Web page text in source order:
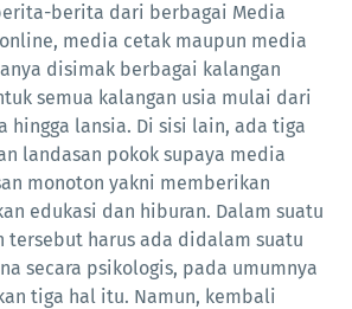
berita dari berbagai Media
media cetak maupun media
disimak berbagai kalangan
semua kalangan usia mulai dari
hingga lansia. Di sisi lain, ada tiga
landasan pokok supaya media
monoton yakni memberikan
edukasi dan hiburan. Dalam suatu
tersebut harus ada didalam suatu
secara psikologis, pada umumnya
tiga hal itu. Namun, kembali